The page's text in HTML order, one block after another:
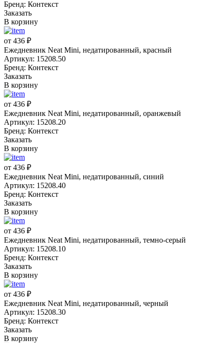
Бренд: Контекст
Заказать
В корзину
от 436 ₽
Ежедневник Neat Mini, недатированный, красный
Артикул: 15208.50
Бренд: Контекст
Заказать
В корзину
от 436 ₽
Ежедневник Neat Mini, недатированный, оранжевый
Артикул: 15208.20
Бренд: Контекст
Заказать
В корзину
от 436 ₽
Ежедневник Neat Mini, недатированный, синий
Артикул: 15208.40
Бренд: Контекст
Заказать
В корзину
от 436 ₽
Ежедневник Neat Mini, недатированный, темно-серый
Артикул: 15208.10
Бренд: Контекст
Заказать
В корзину
от 436 ₽
Ежедневник Neat Mini, недатированный, черный
Артикул: 15208.30
Бренд: Контекст
Заказать
В корзину